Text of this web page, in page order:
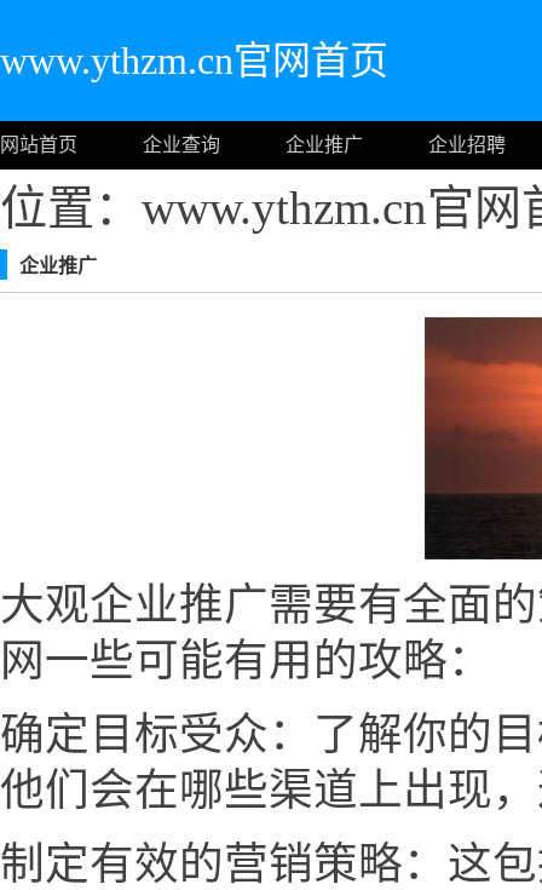
www.ythzm.cn官网首页
网站首页 企业查询 企业推广 企业招聘
位置：www.ythzm.cn官
企业推广
大观企业推广需要有全面
网一些可能有用的攻略：
确定目标受众：了解你的
他们会在哪些渠道上出现
制定有效的营销策略：这